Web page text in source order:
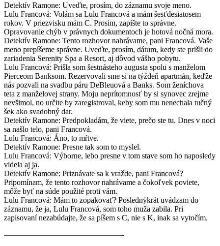
Detektív Ramone: Uveďte, prosím, do záznamu svoje meno.
Lulu Francová: Volám sa Lulu Francová a mám šesťdesiatosem
rokov. V priezvisku mám C. Prosím, zapíšte to správne.
Opravovanie chýb v právnych dokumentoch je hotová nočná mora.
Detektív Ramone: Tento rozhovor nahrávame, pani Francová. Vaše
meno prepíšeme správne. Uveďte, prosím, dátum, kedy ste prišli do
zariadenia Serenity Spa a Resort, aj dôvod vášho pobytu.
Lulu Francová: Prišla som šestnásteho augusta spolu s manželom
Pierceom Banksom. Rezervovali sme si na týždeň apartmán, keďže
nás pozvali na svadbu páru DeBleuová a Banks. Som ženíchova
teta z manželovej strany. Moju neprítomnosť by si synovec zrejme
nevšimol, no určite by zaregistroval, keby som mu nenechala tučný
šek ako svadobný dar.
Detektív Ramone: Predpokladám, že viete, prečo ste tu. Dnes v noci
sa našlo telo, pani Francová.
Lulu Francová: Áno, to mŕtve.
Detektív Ramone: Presne tak som to myslel.
Lulu Francová: Výborne, lebo presne v tom stave som ho naposledy
videla aj ja.
Detektív Ramone: Priznávate sa k vražde, pani Francová?
Pripomínam, že tento rozhovor nahrávame a čokoľvek poviete,
môže byť na súde použité proti vám.
Lulu Francová: Mám to zopakovať? Poslednýkrát uvádzam do
záznamu, že ja, Lulu Francová, som toho muža zabila. Pri
zapisovaní nezabúdajte, že sa píšem s C, nie s K, inak sa vytočím.
———————————————-